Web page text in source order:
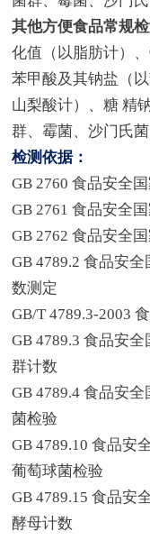
其他方便食品常规
化值（以脂肪计）
苯甲酸及其钠盐（
山梨酸计）、糖 精
群、霉菌、沙门氏
检测依据：
GB 2760 食品安全
GB 2761 食品安全
GB 2762 食品安全
GB 4789.2 食品安
数测定
GB/T 4789.3-2003
GB 4789.3 食品安
群计数
GB 4789.4 食品安
菌检验
GB 4789.10 食品安
葡萄球菌检验
GB 4789.15 食品安
酵母计数